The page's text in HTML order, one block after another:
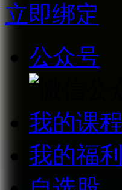
立即绑定
公众号
我的课程
我的福利